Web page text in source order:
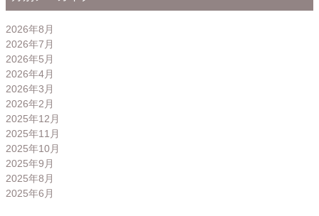
2026年8月
2026年7月
2026年5月
2026年4月
2026年3月
2026年2月
2025年12月
2025年11月
2025年10月
2025年9月
2025年8月
2025年6月